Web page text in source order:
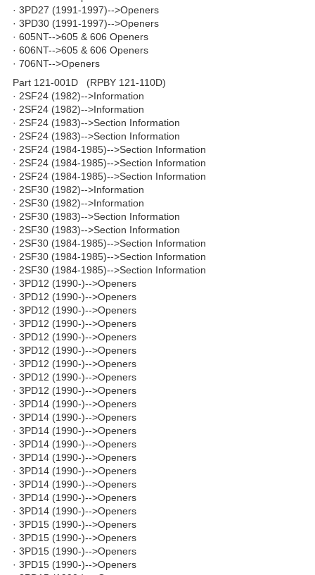
· 3PD27 (1991-1997)-->Openers
· 3PD30 (1991-1997)-->Openers
· 605NT-->605 & 606 Openers
· 606NT-->605 & 606 Openers
· 706NT-->Openers
Part 121-001D (RPBY 121-110D)
· 2SF24 (1982)-->Information
· 2SF24 (1982)-->Information
· 2SF24 (1983)-->Section Information
· 2SF24 (1983)-->Section Information
· 2SF24 (1984-1985)-->Section Information
· 2SF24 (1984-1985)-->Section Information
· 2SF24 (1984-1985)-->Section Information
· 2SF30 (1982)-->Information
· 2SF30 (1982)-->Information
· 2SF30 (1983)-->Section Information
· 2SF30 (1983)-->Section Information
· 2SF30 (1984-1985)-->Section Information
· 2SF30 (1984-1985)-->Section Information
· 2SF30 (1984-1985)-->Section Information
· 3PD12 (1990-)-->Openers
· 3PD12 (1990-)-->Openers
· 3PD12 (1990-)-->Openers
· 3PD12 (1990-)-->Openers
· 3PD12 (1990-)-->Openers
· 3PD12 (1990-)-->Openers
· 3PD12 (1990-)-->Openers
· 3PD12 (1990-)-->Openers
· 3PD12 (1990-)-->Openers
· 3PD14 (1990-)-->Openers
· 3PD14 (1990-)-->Openers
· 3PD14 (1990-)-->Openers
· 3PD14 (1990-)-->Openers
· 3PD14 (1990-)-->Openers
· 3PD14 (1990-)-->Openers
· 3PD14 (1990-)-->Openers
· 3PD14 (1990-)-->Openers
· 3PD14 (1990-)-->Openers
· 3PD15 (1990-)-->Openers
· 3PD15 (1990-)-->Openers
· 3PD15 (1990-)-->Openers
· 3PD15 (1990-)-->Openers